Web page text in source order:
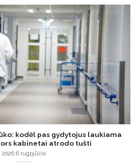
kodėl pas gydytojus laukiama
kabinetai atrodo tušti
2026 6 rugpjūčio